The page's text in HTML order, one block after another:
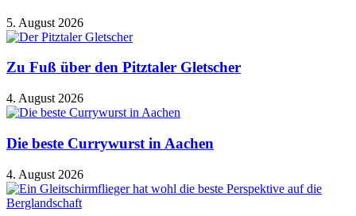
5. August 2026
Zu Fuß über den Pitztaler Gletscher
4. August 2026
Die beste Currywurst in Aachen
4. August 2026